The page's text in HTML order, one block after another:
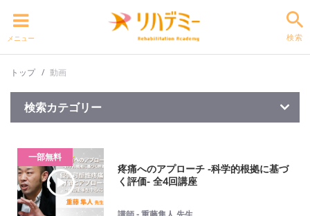
メニュー 検索
トップ 動画
検索カテゴリー
一部無料
疼痛へのアプローチ -科学的根拠に基づ
く評価- 全4回講座